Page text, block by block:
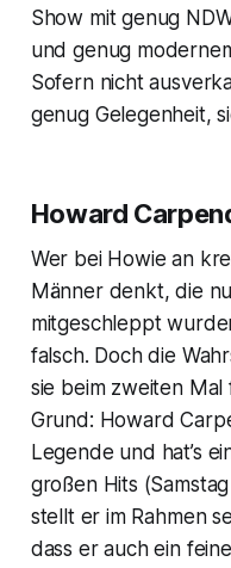
Show mit genug
und genug
Sofern nicht
genug Gelegenheit,
Howard
Wer bei Howie an
Männer denkt, die
mitgeschleppt
falsch. Doch die
sie beim zweiten
Grund: Howard
Legende und hat’s
großen Hits
stellt er im Rahmen
dass er auch ein